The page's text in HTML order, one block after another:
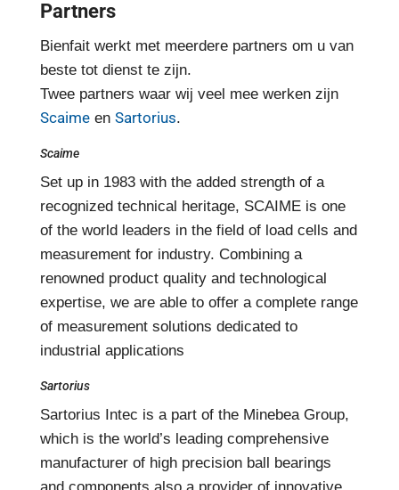
Partners
Bienfait werkt met meerdere partners om u van
beste tot dienst te zijn.
Twee partners waar wij veel mee werken zijn
Scaimeen Sartorius.
Scaime
Set up in 1983 with the added strength of a
recognized technical heritage, SCAIME is one
of the world leaders in the field of load cells and
measurement for industry. Combining a
renowned product quality and technological
expertise, we are able to offer a complete range
of measurement solutions dedicated to
industrial applications
Sartorius
Sartorius Intec is a part of the Minebea Group,
which is the world’s leading comprehensive
manufacturer of high precision ball bearings